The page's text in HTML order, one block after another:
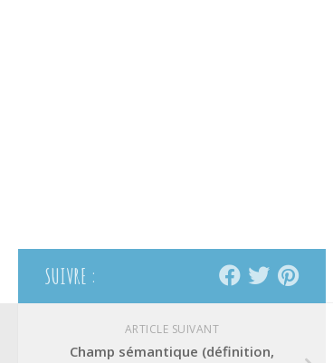
SUIVRE :
ARTICLE SUIVANT
Champ sémantique (définition,